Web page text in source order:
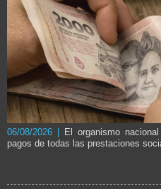
06/08/2026 |
El organismo
pagos de todas las prestaciones